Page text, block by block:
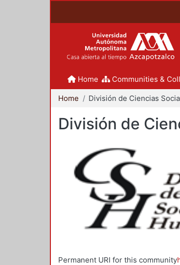
Home Communities &
Home
División de
Permanent URI for this community